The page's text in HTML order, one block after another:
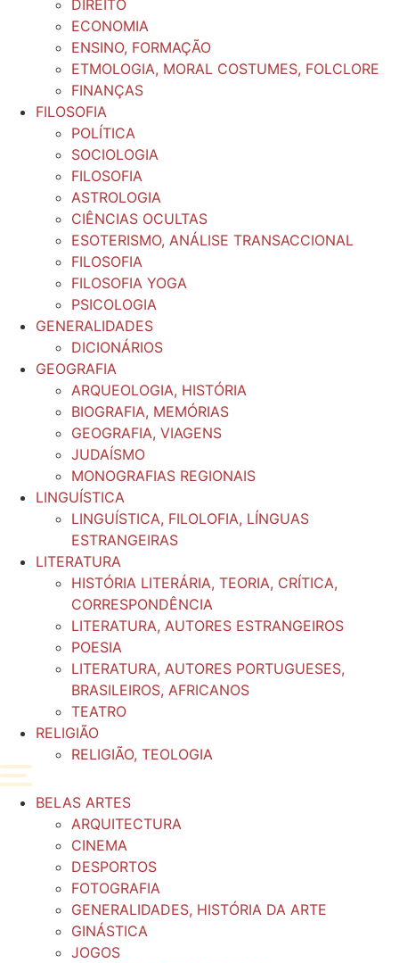
DIREITO
ECONOMIA
ENSINO, FORMAÇÃO
ETMOLOGIA, MORAL COSTUMES, FOLCLORE
FINANÇAS
FILOSOFIA
POLÍTICA
SOCIOLOGIA
FILOSOFIA
ASTROLOGIA
CIÊNCIAS OCULTAS
ESOTERISMO, ANÁLISE TRANSACCIONAL
FILOSOFIA
FILOSOFIA YOGA
PSICOLOGIA
GENERALIDADES
DICIONÁRIOS
GEOGRAFIA
ARQUEOLOGIA, HISTÓRIA
BIOGRAFIA, MEMÓRIAS
GEOGRAFIA, VIAGENS
JUDAÍSMO
MONOGRAFIAS REGIONAIS
LINGUÍSTICA
LINGUÍSTICA, FILOLOFIA, LÍNGUAS
ESTRANGEIRAS
LITERATURA
HISTÓRIA LITERÁRIA, TEORIA, CRÍTICA,
CORRESPONDÊNCIA
LITERATURA, AUTORES ESTRANGEIROS
POESIA
LITERATURA, AUTORES PORTUGUESES,
BRASILEIROS, AFRICANOS
TEATRO
RELIGIÃO
RELIGIÃO, TEOLOGIA
BELAS ARTES
ARQUITECTURA
CINEMA
DESPORTOS
FOTOGRAFIA
GENERALIDADES, HISTÓRIA DA ARTE
GINÁSTICA
JOGOS